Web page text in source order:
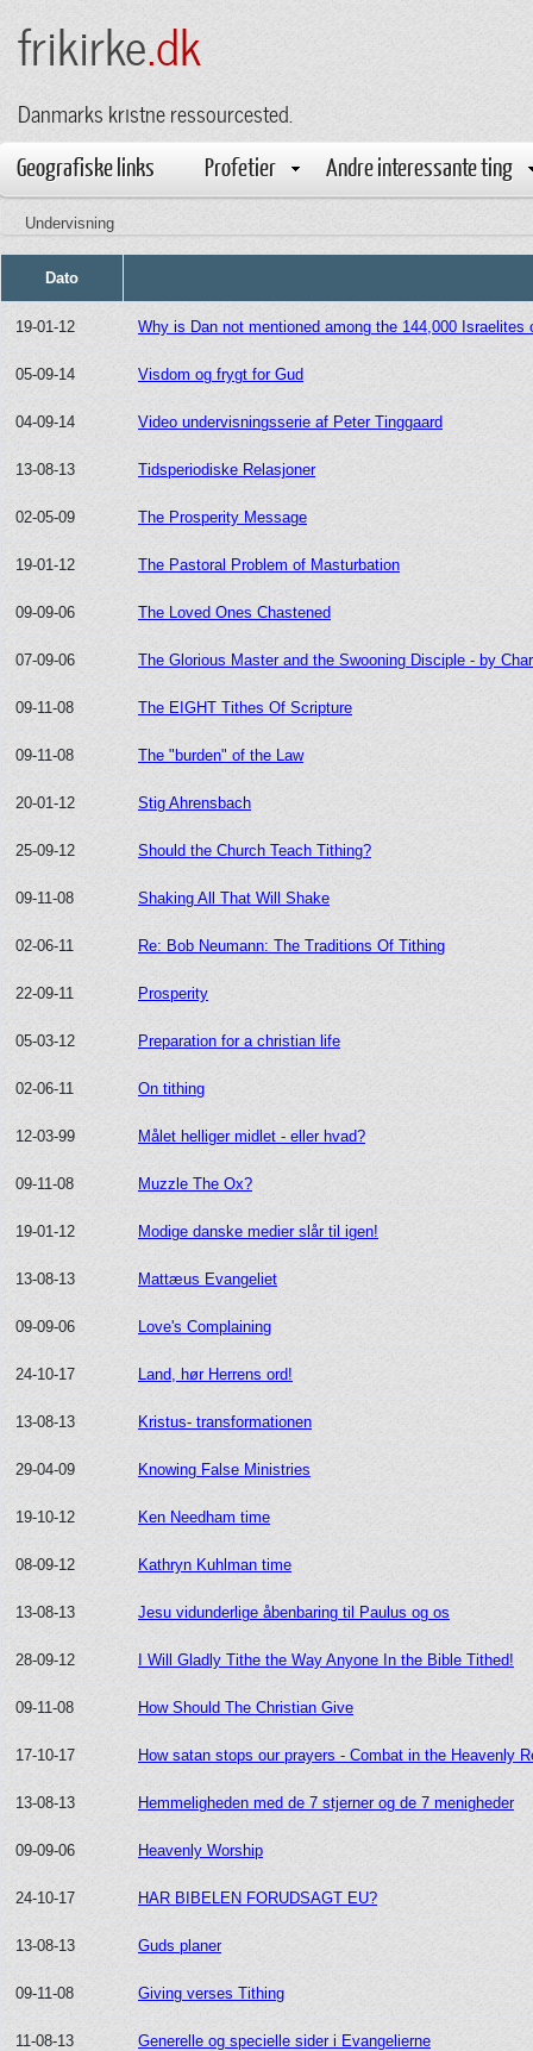
frikirke.dk
Danmarks kristne ressourcested.
Geografiske links Profetier Andre interessante ting
Undervisning
Dato
19-01-12 Why is Dan not mentioned among the 144,000 Israelites
05-09-14 Visdom og frygt for Gud
04-09-14 Video undervisningsserie af Peter Tinggaard
13-08-13 Tidsperiodiske Relasjoner
02-05-09 The Prosperity Message
19-01-12 The Pastoral Problem of Masturbation
09-09-06 The Loved Ones Chastened
07-09-06 The Glorious Master and the Swooning Disciple - by
09-11-08 The EIGHT Tithes Of Scripture
09-11-08 The "burden" of the Law
20-01-12 Stig Ahrensbach
25-09-12 Should the Church Teach Tithing?
09-11-08 Shaking All That Will Shake
02-06-11 Re: Bob Neumann: The Traditions Of Tithing
22-09-11 Prosperity
05-03-12 Preparation for a christian life
02-06-11 On tithing
12-03-99 Målet helliger midlet - eller hvad?
09-11-08 Muzzle The Ox?
19-01-12 Modige danske medier slår til igen!
13-08-13 Mattæus Evangeliet
09-09-06 Love's Complaining
24-10-17 Land, hør Herrens ord!
13-08-13 Kristus- transformationen
29-04-09 Knowing False Ministries
19-10-12 Ken Needham time
08-09-12 Kathryn Kuhlman time
13-08-13 Jesu vidunderlige åbenbaring til Paulus og os
28-09-12 I Will Gladly Tithe the Way Anyone In the Bible Tithed!
09-11-08 How Should The Christian Give
17-10-17 How satan stops our prayers - Combat in the Heavenly
13-08-13 Hemmeligheden med de 7 stjerner og de 7 menigheder
09-09-06 Heavenly Worship
24-10-17 HAR BIBELEN FORUDSAGT EU?
13-08-13 Guds planer
09-11-08 Giving verses Tithing
11-08-13 Generelle og specielle sider i Evangelierne